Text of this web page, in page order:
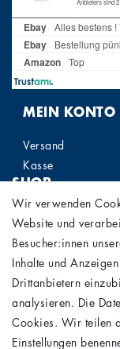
MEIN KONTO
Versand
Kasse
SHOP
Widerrufs­recht
Widerrufs­formular
Impressum
Daten­schutz­erklärung
AGB
STAY
Wir verwenden
Website und
Besucher:innen
Inhalte und
Drittanbietern
analysieren. Die
Cookies. Wir teilen
Einstellungen